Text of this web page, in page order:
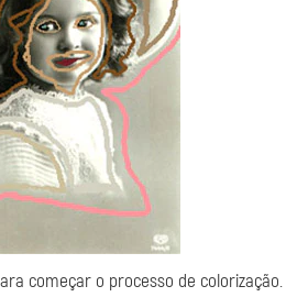
começar o processo de colorização.